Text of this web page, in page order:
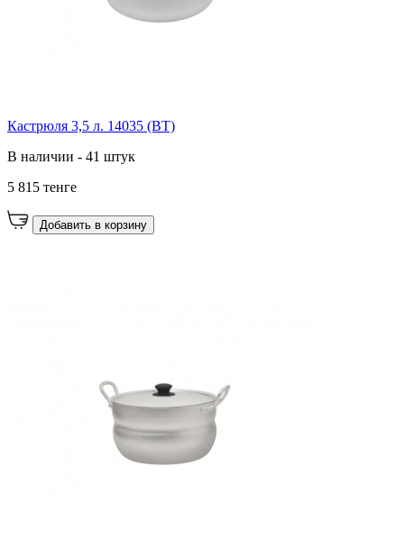
Кастрюля 3,5 л. 14035 (ВТ)
В наличии - 41 штук
5 815 тенге
Добавить в корзину